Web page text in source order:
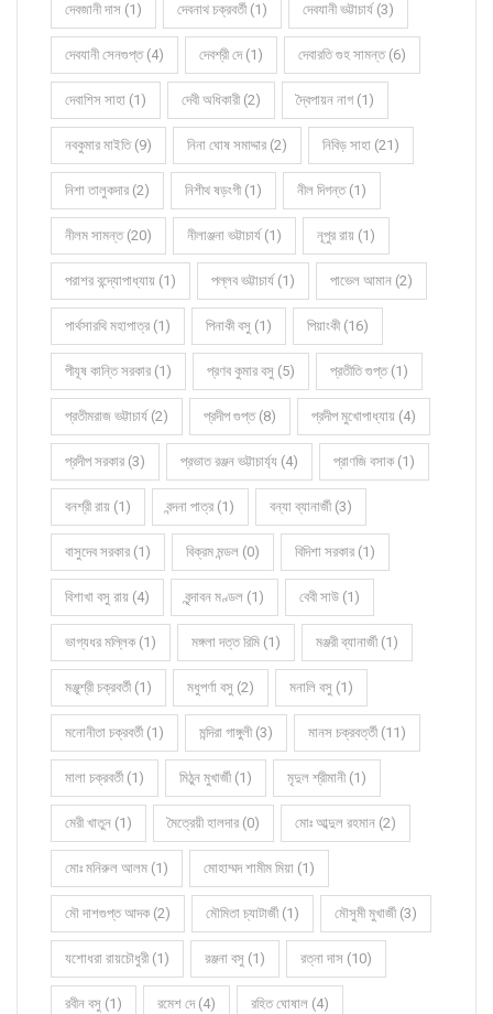
দেবজানী দাস (1) দেবনাথ চক্রবর্তী (1) দেবযানী ভট্টাচার্য (3)
দেবযানী সেনগুপ্ত (4) দেবশ্রী দে (1) দেবারতি গুহ সামন্ত (6)
দেবাশিস সাহা (1) দেবী অধিকারী (2) দ্বৈপায়ন নাগ (1)
নবকুমার মাইতি (9) নিনা ঘোষ সমাদ্দার (2) নিবিড় সাহা (21)
নিশা তালুকদার (2) নিশীথ ষড়ংগী (1) নীল দিগন্ত (1)
নীলম সামন্ত (20) নীলাঞ্জনা ভট্টাচার্য (1) নূপুর রায় (1)
পরাশর বন্দ্যোপাধ্যায় (1) পল্লব ভট্টাচার্য (1) পাভেল আমান (2)
পার্থসারথি মহাপাত্র (1) পিনাকী বসু (1) পিয়াংকী (16)
পীযূষ কান্তি সরকার (1) প্রণব কুমার বসু (5) প্রতীতি গুপ্ত (1)
প্রতীমরাজ ভট্টাচার্য (2) প্রদীপ গুপ্ত (8) প্রদীপ মুখোপাধ্যায় (4)
প্রদীপ সরকার (3) প্রভাত রঞ্জন ভট্টাচার্য্য (4) প্রাণজি বসাক (1)
বনশ্রী রায় (1) বন্দনা পাত্র (1) বন্যা ব্যানার্জী (3)
বাসুদেব সরকার (1) বিক্রম মন্ডল (0) বিদিশা সরকার (1)
বিশাখা বসু রায় (4) বৃন্দাবন মণ্ডল (1) বেবী সাউ (1)
ভাগ্যধর মল্লিক (1) মঙ্গলা দত্ত রিমি (1) মঞ্জরী ব্যানার্জী (1)
মঞ্জুশ্রী চক্রবর্তী (1) মধুপর্ণা বসু (2) মনালি বসু (1)
মনোনীতা চক্রবর্তী (1) মন্দিরা গাঙ্গুলী (3) মানস চক্রবর্ত্তী (11)
মালা চক্রবর্তী (1) মিঠুন মুখার্জী (1) মৃদুল শ্রীমানী (1)
মেরী খাতুন (1) মৈত্রেয়ী হালদার (0) মোঃ আব্দুল রহমান (2)
মোঃ মনিরুল আলম (1) মোহাম্মদ শামীম মিয়া (1)
মৌ দাশগুপ্ত আদক (2) মৌমিতা চ্যাটার্জী (1) মৌসুমী মুখার্জী (3)
যশোধরা রায়চৌধুরী (1) রঞ্জনা বসু (1) রত্না দাস (10)
রবীন বসু (1) রমেশ দে (4) রহিত ঘোষাল (4)